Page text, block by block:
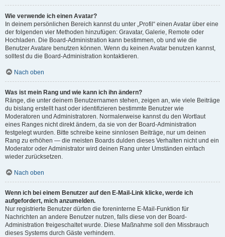
Wie verwende ich einen Avatar?
In deinem persönlichen Bereich kannst du unter „Profil“ einen Avatar über eine
der folgenden vier Methoden hinzufügen: Gravatar, Galerie, Remote oder
Hochladen. Die Board-Administration kann bestimmen, ob und wie die
Benutzer Avatare benutzen können. Wenn du keinen Avatar benutzen kannst,
solltest du die Board-Administration kontaktieren.
Nach oben
Was ist mein Rang und wie kann ich ihn ändern?
Ränge, die unter deinem Benutzernamen stehen, zeigen an, wie viele Beiträge
du bislang erstellt hast oder identifizieren bestimmte Benutzer wie
Moderatoren und Administratoren. Normalerweise kannst du den Wortlaut
eines Ranges nicht direkt ändern, da sie von der Board-Administration
festgelegt wurden. Bitte schreibe keine sinnlosen Beiträge, nur um deinen
Rang zu erhöhen — die meisten Boards dulden dieses Verhalten nicht und ein
Moderator oder Administrator wird deinen Rang unter Umständen einfach
wieder zurücksetzen.
Nach oben
Wenn ich bei einem Benutzer auf den E-Mail-Link klicke, werde ich
aufgefordert, mich anzumelden.
Nur registrierte Benutzer dürfen die foreninterne E-Mail-Funktion für
Nachrichten an andere Benutzer nutzen, falls diese von der Board-
Administration freigeschaltet wurde. Diese Maßnahme soll den Missbrauch
dieses Systems durch Gäste verhindern.